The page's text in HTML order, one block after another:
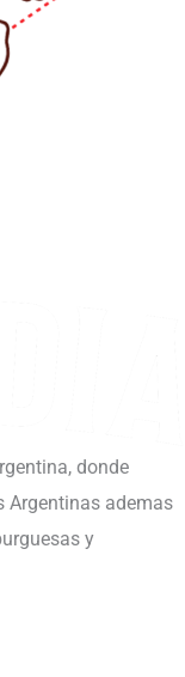
donde
Argentinas ademas
y